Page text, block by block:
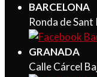
BARCELONA
Ronda de
GRANADA
Calle Cárcel